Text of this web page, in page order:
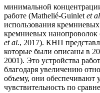
минимальной
работе (Mathelié-Guinlet et
использования
кремниевых
et al., 2017). КНП
которые были описаны в
2001). Это устройства
благодаря увеличению
объему, они
чувствительность по